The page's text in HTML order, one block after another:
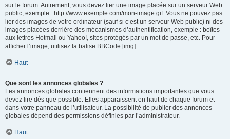
sur le forum. Autrement, vous devez lier une image placée sur un serveur Web
public, exemple : http://www.exemple.com/mon-image.gif. Vous ne pouvez pas
lier des images de votre ordinateur (sauf si c’est un serveur Web public) ni des
images placées derrière des mécanismes d’authentification, exemple : boîtes
aux lettres Hotmail ou Yahoo!, sites protégés par un mot de passe, etc. Pour
afficher l’image, utilisez la balise BBCode [img].
Haut
Que sont les annonces globales ?
Les annonces globales contiennent des informations importantes que vous
devez lire dès que possible. Elles apparaissent en haut de chaque forum et
dans votre panneau de l’utilisateur. La possibilité de publier des annonces
globales dépend des permissions définies par l’administrateur.
Haut